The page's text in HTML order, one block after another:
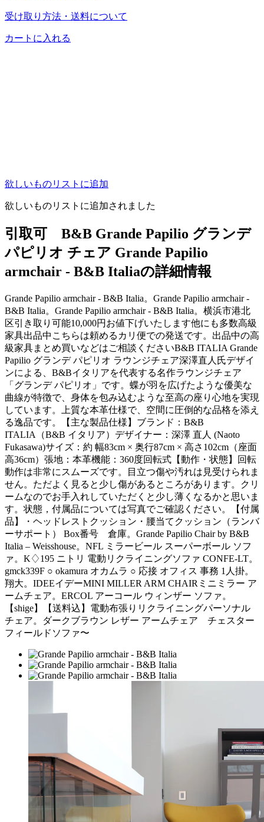
受け取り方法・送料について
カートに入れる
欲しいものリストに追加
欲しいものリストに追加されました
引取可 B&B Grande Papilio グランデ
パピリオ チェア Grande Papilio
armchair - B&B Italiaの詳細情報
Grande Papilio armchair - B&B Italia。Grande Papilio armchair -
B&B Italia。Grande Papilio armchair - B&B Italia。横浜市港北
区引き取り可能10,000円お値下げいたします他にも多数高級
家具出品中こちらは頼めるカリ便での発送です。出品中の高
級家具まとめ買いなどはご相談くださいB&B ITALIA Grande
Papilio グランデ パピリオ ラウンジチェア深澤直人氏デザイ
ンによる、B&Bイタリアを代表する名作ラウンジチェア
「グランデ パピリオ」です。蝶が羽を広げたような優美な
曲線が特徴で、身体を包み込むような至高の座り心地を実現
しています。上質な本革仕様で、空間に圧倒的な品格を添え
る逸品です。【主な製品仕様】ブランド：B&B
ITALIA（B&B イタリア）デザイナー：深澤 直人 (Naoto
Fukasawa)サイズ：約 幅83cm × 奥行87cm × 高さ102cm（座面
高36cm）張地：本革機能：360度回転式【動作・状態】回転
動作は非常にスムーズです。目立つ傷や汚れは見受けられま
せん。ただよく見ると少し傷があるところがあります。クリ
ームなのでお手入れしていただくと少し薄くなるかと思いま
す。状態，付属品については写真でご確認ください。【付属
品】・ヘッドレストクッション・腰当てクッション（ランバ
ーサポート） Box番号 倉庫。Grande Papilio Chair by B&B
Italia – Weisshouse。NFL ミラービール スーパーボール ソフ
ァ。K♢195 ニトリ 電動リクライニングソファ CONFE-LT。
gmck339F ○ okamura オカムラ ○ 応接 オフィス 事務 1人掛。
翔大。IDEEイデーMINI MILLER ARM CHAIRミニミラー ア
ームチェア。ERCOL アーコール ウィンザー ソファ。
【shige】【送料込】電動布張りリクライニングパーソナル
チェア。ダークブラウン レザー アームチェア チェスター
フィールドソファ〜